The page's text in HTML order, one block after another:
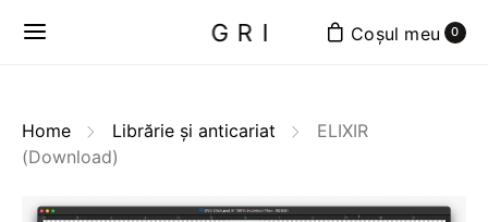
GRI 0
Home Librărie și anticariat
ELIXIR
(Download)